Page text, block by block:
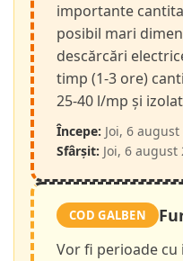
importante
posibil mari
descărcări
timp (1-3 ore)
25-40 l/mp și
Începe: Joi, 6
Sfârșit: Joi, 6 august
COD GALBEN
Vor fi perioade